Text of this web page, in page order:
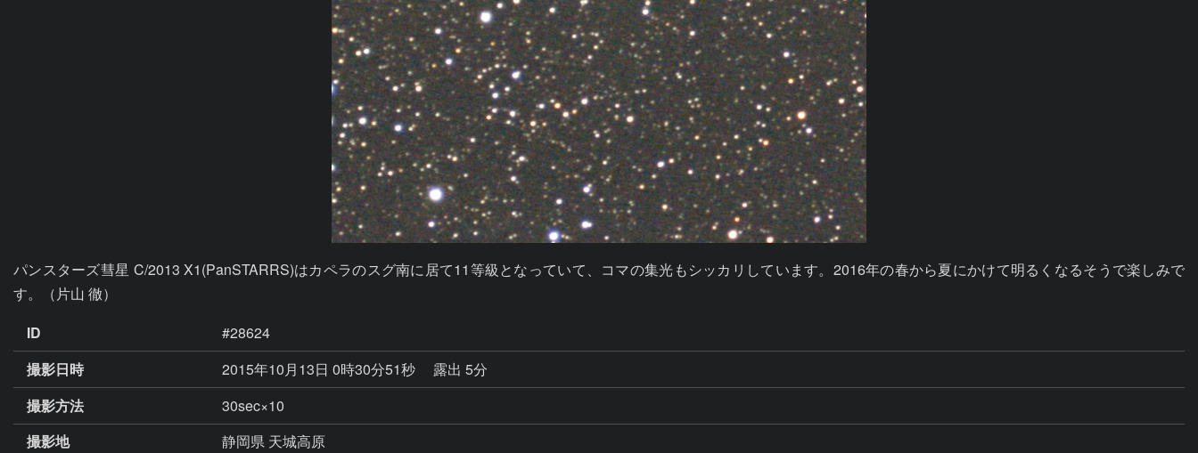
パンスターズ彗星 C/2013 X1(PanSTARRS)はカペラのスグ南に居て11等級となっていて、コマの集光もシッカリしています。2016年の春から夏にかけて明るくなるそうで楽しみで
す。（片山 徹）
ID
#28624
撮影日時
2015年10月13日 0時30分51秒
露出 5分
撮影方法
30sec×10
撮影地
静岡県 天城高原